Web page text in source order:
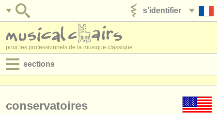
s'identifier
pour les professionnels de la musique classique
sections
conservatoires